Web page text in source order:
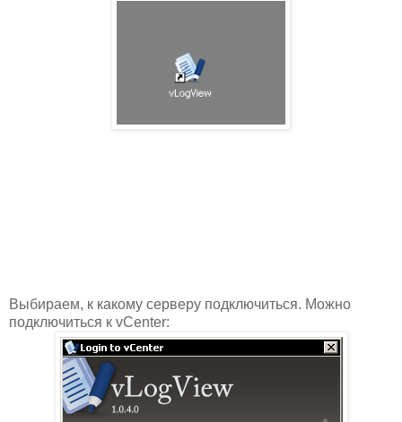
Выбираем, к какому серверу подключиться. Можно
подключиться к vCenter: